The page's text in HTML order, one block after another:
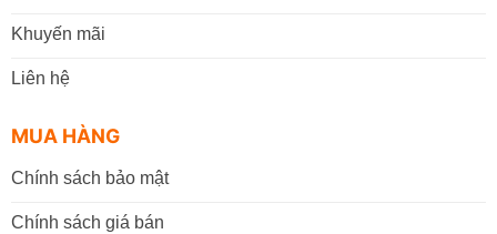
Khuyến mãi
Liên hệ
MUA HÀNG
Chính sách bảo mật
Chính sách giá bán